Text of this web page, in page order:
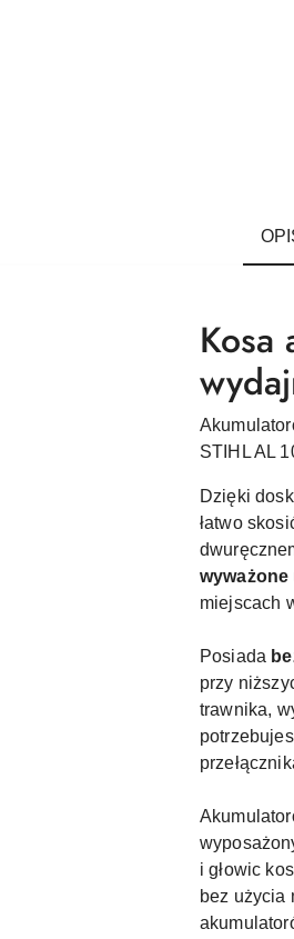
Kosa
STIHL AL
Dzięki
łatwo
wyważone
miejscach
Posiada
przy
trawnika,
i głowic
bez użycia